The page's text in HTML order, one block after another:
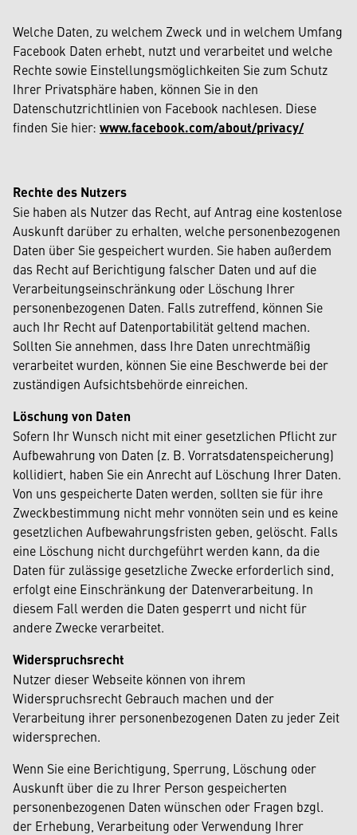
Welche Daten, zu welchem Zweck und in welchem Umfang
Facebook Daten erhebt, nutzt und verarbeitet und welche
Rechte sowie Einstellungsmöglichkeiten Sie zum Schutz
Ihrer Privatsphäre haben, können Sie in den
Datenschutzrichtlinien von Facebook nachlesen. Diese
finden Sie hier: www.facebook.com/about/privacy/
Rechte des Nutzers
Sie haben als Nutzer das Recht, auf Antrag eine kostenlose
Auskunft darüber zu erhalten, welche personenbezogenen
Daten über Sie gespeichert wurden. Sie haben außerdem
das Recht auf Berichtigung falscher Daten und auf die
Verarbeitungseinschränkung oder Löschung Ihrer
personenbezogenen Daten. Falls zutreffend, können Sie
auch Ihr Recht auf Datenportabilität geltend machen.
Sollten Sie annehmen, dass Ihre Daten unrechtmäßig
verarbeitet wurden, können Sie eine Beschwerde bei der
zuständigen Aufsichtsbehörde einreichen.
Löschung von Daten
Sofern Ihr Wunsch nicht mit einer gesetzlichen Pflicht zur
Aufbewahrung von Daten (z. B. Vorratsdatenspeicherung)
kollidiert, haben Sie ein Anrecht auf Löschung Ihrer Daten.
Von uns gespeicherte Daten werden, sollten sie für ihre
Zweckbestimmung nicht mehr vonnöten sein und es keine
gesetzlichen Aufbewahrungsfristen geben, gelöscht. Falls
eine Löschung nicht durchgeführt werden kann, da die
Daten für zulässige gesetzliche Zwecke erforderlich sind,
erfolgt eine Einschränkung der Datenverarbeitung. In
diesem Fall werden die Daten gesperrt und nicht für
andere Zwecke verarbeitet.
Widerspruchsrecht
Nutzer dieser Webseite können von ihrem
Widerspruchsrecht Gebrauch machen und der
Verarbeitung ihrer personenbezogenen Daten zu jeder Zeit
widersprechen.
Wenn Sie eine Berichtigung, Sperrung, Löschung oder
Auskunft über die zu Ihrer Person gespeicherten
personenbezogenen Daten wünschen oder Fragen bzgl.
der Erhebung, Verarbeitung oder Verwendung Ihrer